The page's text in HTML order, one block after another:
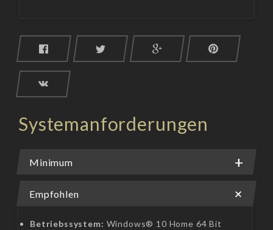
Systemanforderungen
Minimum
Empfohlen
Betriebssystem: Windows® 10 Home 64 Bit